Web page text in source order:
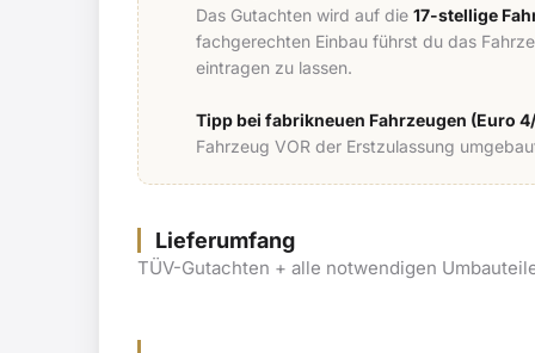
Das Gutachten wird auf die 17-stellige
fachgerechten Einbau führst du das
eintragen zu lassen.
Tipp bei fabrikneuen Fahrzeugen (Euro
Fahrzeug VOR der Erstzulassung
Lieferumfang
TÜV-Gutachten + alle notwendigen